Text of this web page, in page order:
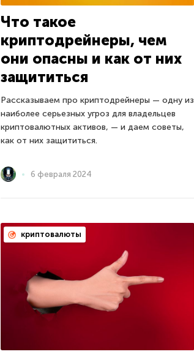
Что такое
криптодрейнеры, чем
они опасны и как от них
защититься
Рассказываем про криптодрейнеры — одну из
наиболее серьезных угроз для владельцев
криптовалютных активов, — и даем советы,
как от них защититься.
6 февраля 2024
криптовалюты